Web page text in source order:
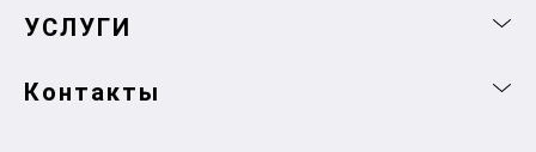
УСЛУГИ
Контакты